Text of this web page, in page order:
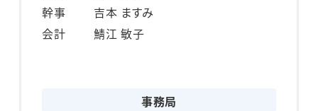
幹事
吉本 ますみ
会計
鯖江 敏子
事務局